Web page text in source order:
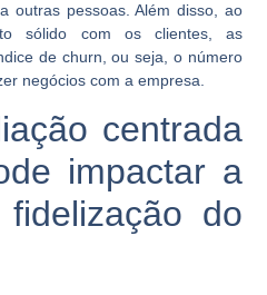
outras pessoas. Além disso, ao
sólido com os clientes, as
de churn, ou seja, o número
negócios com a empresa.
centrada
impactar a
do